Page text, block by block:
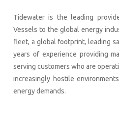
Tidewater is the leading
Vessels to the global energy
fleet, a global footprint, leading
years of experience providing
serving customers who are
increasingly hostile
energy demands.